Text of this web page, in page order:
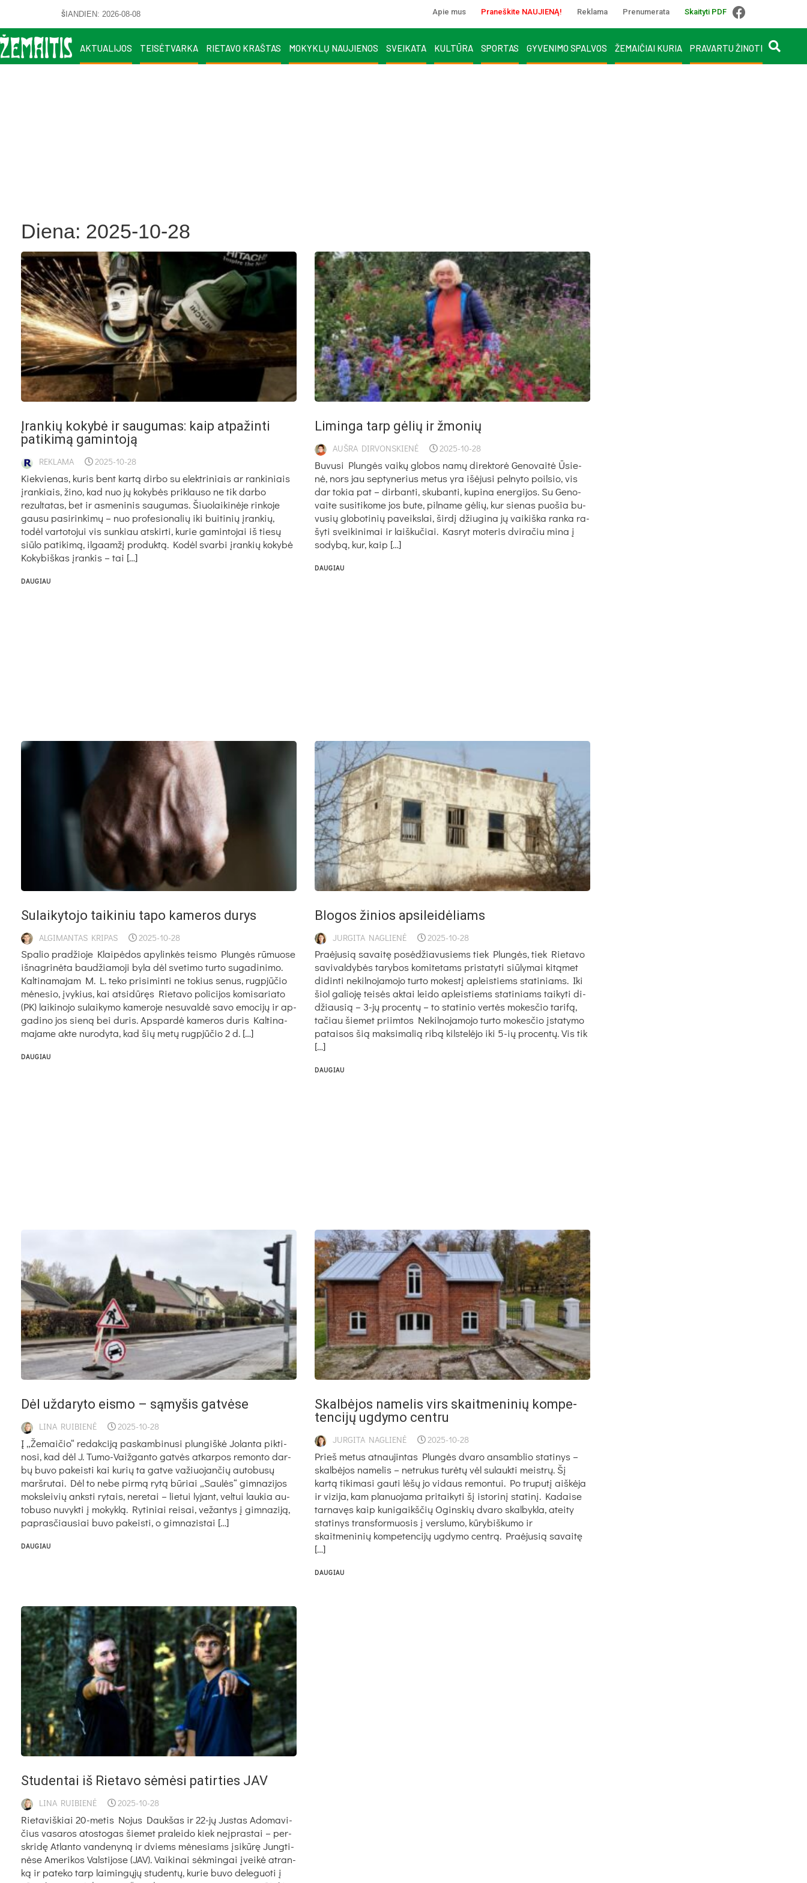
ŠIANDIEN: 2026-08-08 Apie mus Praneškite NAUJIENĄ! Reklama Prenumerata Skaityti PDF
AKTUALIJOS TEISĖTVARKA RIETAVO KRAŠTAS MOKYKLŲ NAUJIENOS SVEIKATA KULTŪRA SPORTAS GYVENIMO SPALVOS ŽEMAIČIAI KURIA PRAVARTU ŽINOTI
Diena: 2025-10-28
Įrankių kokybė ir saugumas: kaip atpažinti
patikimą gamintoją
REKLAMA 2025-10-28
Kiekvienas, kuris bent kartą dirbo su elektriniais ar rankiniais
įrankiais, žino, kad nuo jų kokybės priklauso ne tik darbo
rezultatas, bet ir asmeninis saugumas. Šiuolaikinėje rinkoje
gausu pasirinkimų – nuo profesionalių iki buitinių įrankių,
todėl vartotojui vis sunkiau atskirti, kurie gamintojai iš tiesų
siūlo patikimą, ilgaamžį produktą. Kodėl svarbi įrankių kokybė
Kokybiškas įrankis – tai […]
DAUGIAU
Li­min­ga tarp gė­lių ir žmo­nių
AUŠRA DIRVONSKIENĖ 2025-10-28
Bu­vu­si Plun­gės vai­kų glo­bos na­mų di­rek­to­rė Ge­no­vai­tė Ūsie­
nė, nors jau sep­ty­ne­rius me­tus yra išė­ju­si pel­ny­to poil­sio, vis
dar to­kia pat – dir­ban­ti, sku­ban­ti, ku­pi­na ener­gi­jos. Su Ge­no­
vai­te su­si­ti­ko­me jos bu­te, pil­na­me gė­lių, kur sie­nas puo­šia bu­
vu­sių glo­bo­ti­nių pa­veiks­lai, šir­dį džiu­gi­na jų vai­kiš­ka ran­ka ra­
šy­ti svei­ki­ni­mai ir laiš­ku­čiai. Kas­ryt mo­te­ris dvi­ra­čiu mi­na į
so­dy­bą, kur, kaip […]
DAUGIAU
Su­lai­ky­to­jo tai­ki­niu ta­po ka­me­ros du­rys
ALGIMANTAS KRIPAS 2025-10-28
Spa­lio pra­džio­je Klai­pė­dos apy­lin­kės teis­mo Plun­gės rū­muo­se
iš­nag­ri­nė­ta bau­džia­mo­ji by­la dėl sve­ti­mo tur­to su­ga­di­ni­mo.
Kal­ti­na­ma­jam M. L. te­ko pri­si­min­ti ne to­kius se­nus, rugp­jū­čio
mė­ne­sio, įvy­kius, kai at­si­dū­ręs Rie­ta­vo po­li­ci­jos ko­mi­sa­ria­to
(PK) lai­ki­no­jo su­lai­ky­mo ka­me­ro­je ne­su­val­dė sa­vo emo­ci­jų ir ap­
ga­di­no jos sie­ną bei du­ris. Aps­par­dė ka­me­ros du­ris Kal­ti­na­
ma­ja­me ak­te nu­ro­dy­ta, kad šių me­tų rugp­jū­čio 2 d. […]
DAUGIAU
Blo­gos ži­nios ap­si­lei­dė­liams
JURGITA NAGLIENĖ 2025-10-28
Praė­ju­sią sa­vai­tę po­sė­džia­vu­siems tiek Plun­gės, tiek Rie­ta­vo
sa­vi­val­dy­bės ta­ry­bos ko­mi­te­tams pri­sta­ty­ti siū­ly­mai ki­tą­met
di­din­ti ne­kil­no­ja­mo­jo tur­to mo­kes­tį ap­leis­tiems sta­ti­niams. Iki
šiol ga­lio­ję tei­sės ak­tai lei­do ap­leis­tiems sta­ti­niams tai­ky­ti di­
džiau­sią – 3-jų pro­cen­tų – to sta­ti­nio ver­tės mo­kes­čio ta­ri­fą,
ta­čiau šie­met priim­tos Ne­kil­no­ja­mo­jo tur­to mo­kes­čio įsta­ty­mo
pa­tai­sos šią mak­si­ma­lią ri­bą kils­te­lė­jo iki 5-ių pro­cen­tų. Vis tik
[…]
DAUGIAU
Dėl už­da­ry­to eis­mo – są­my­šis gat­vė­se
LINA RUIBIENĖ 2025-10-28
Į „Že­mai­čio“ re­dak­ci­ją pa­skam­bi­nu­si plun­giš­kė Jo­lan­ta pik­ti­
no­si, kad dėl J. Tu­mo-Vaiž­gan­to gat­vės at­kar­pos re­mon­to dar­
bų bu­vo pa­keis­ti kai ku­rių ta gat­ve va­žiuo­jan­čių au­to­bu­sų
marš­ru­tai. Dėl to ne­be pir­mą ry­tą bū­riai „Sau­lės“ gim­na­zi­jos
moks­lei­vių anks­ti ry­tais, ne­re­tai – lie­tui ly­jant, vel­tui lau­kia au­
to­bu­so nu­vyk­ti į mo­kyk­lą. Ry­ti­niai rei­sai, ve­žan­tys į gim­na­zi­ją,
pa­pras­čiau­siai bu­vo pa­keis­ti, o gim­na­zis­tai […]
DAUGIAU
Skal­bė­jos na­me­lis virs skait­me­ni­nių kom­pe­
ten­ci­jų ug­dy­mo cent­ru
JURGITA NAGLIENĖ 2025-10-28
Prieš metus atnaujintas Plungės dvaro ansamblio statinys –
skalbėjos namelis – netrukus turėtų vėl sulaukti meistrų. Šį
kartą tikimasi gauti lėšų jo vidaus remontui. Po truputį aiškėja
ir vizija, kam planuojama pritaikyti šį istorinį statinį. Kadaise
tarnavęs kaip kunigaikščių Oginskių dvaro skalbykla, ateity
statinys transformuosis į verslumo, kūrybiškumo ir
skaitmeninių kompetencijų ugdymo centrą. Praėjusią savaitę
[…]
DAUGIAU
Stu­den­tai iš Rie­ta­vo sė­mė­si pa­tir­ties JAV
LINA RUIBIENĖ 2025-10-28
Rie­ta­viš­kiai 20-me­tis No­jus Dauk­šas ir 22-jų Jus­tas Ado­ma­vi­
čius va­sa­ros ato­sto­gas šie­met pra­lei­do kiek neįp­ras­tai – per­
skri­dę At­lan­to van­de­ny­ną ir dviems mė­ne­siams įsi­kū­rę Jung­ti­
nė­se Ame­ri­kos Vals­ti­jo­se (JAV). Vai­ki­nai sėk­min­gai įvei­kė at­ran­
ką ir pa­te­ko tarp lai­min­gų­jų stu­den­tų, ku­rie bu­vo de­le­guo­ti į